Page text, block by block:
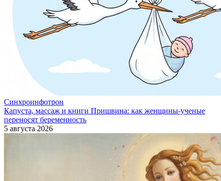
Синхроинфотрон
Капуста, массаж и книги Пришвина: как женщины-ученые
переносят беременность
5 августа 2026